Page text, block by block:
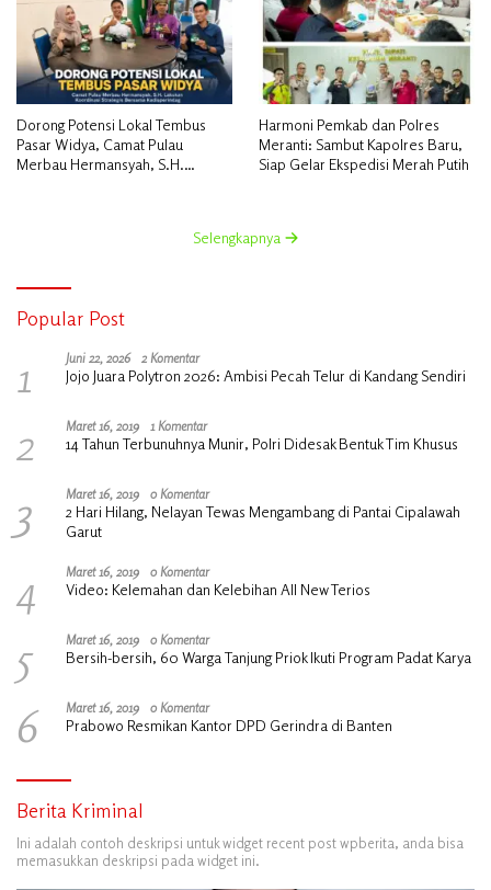
Dorong Potensi Lokal Tembus
Pasar Widya, Camat Pulau
Merbau Hermansyah, S.H.
Harmoni Pemkab dan Polres
Meranti: Sambut Kapolres Baru,
Siap Gelar Ekspedisi Merah Putih
Selengkapnya
Popular Post
1 Juni 22, 2026 2 Komentar
Jojo Juara Polytron 2026: Ambisi Pecah Telur di Kandang Sendiri
2 Maret 16, 2019 1 Komentar
14 Tahun Terbunuhnya Munir, Polri Didesak Bentuk Tim Khusus
3 Maret 16, 2019 0 Komentar
2 Hari Hilang, Nelayan Tewas Mengambang di Pantai Cipalawah
Garut
4 Maret 16, 2019 0 Komentar
Video: Kelemahan dan Kelebihan All New Terios
5 Maret 16, 2019 0 Komentar
Bersih-bersih, 60 Warga Tanjung Priok Ikuti Program Padat Karya
6 Maret 16, 2019 0 Komentar
Prabowo Resmikan Kantor DPD Gerindra di Banten
Berita Kriminal
Ini adalah contoh deskripsi untuk widget recent post wpberita, anda bisa
memasukkan deskripsi pada widget ini.